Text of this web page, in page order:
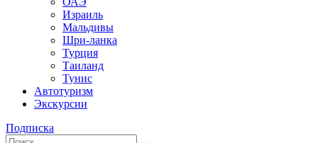
Израиль
Мальдивы
Шри-ланка
Турция
Таиланд
Тунис
Автотуризм
Экскурсии
Подписка